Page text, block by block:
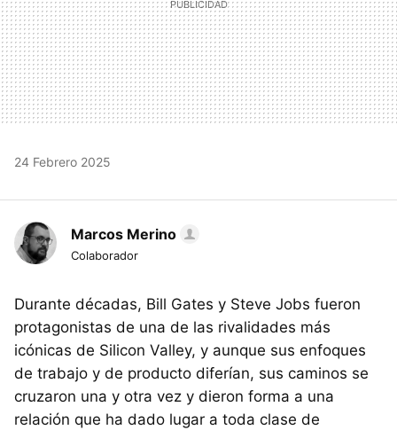
24 Febrero 2025
Marcos Merino
Colaborador
Durante décadas, Bill Gates y Steve Jobs fueron
protagonistas de una de las rivalidades más
icónicas de Silicon Valley, y aunque sus enfoques
de trabajo y de producto diferían, sus caminos se
cruzaron una y otra vez y dieron forma a una
relación que ha dado lugar a toda clase de